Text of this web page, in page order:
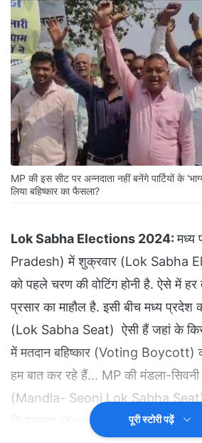
MP की इस सीट पर अन्नदाता नहीं बनेंगे पार्टियों के
लिया बहिष्कार का फैसला?
Lok Sabha Elections 2024:मध्य
Pradesh) में शुक्रवार (Lok Sabha
को पहले चरण की वोटिंग होनी है. ऐसे में हर
प्रसार का माहौल है. इसी बीच मध्य
(Lok Sabha Seat) ऐसी हैं जहां के
में मतदान बहिष्कार (Voting Boycott)
हम बात कर रहे हैं... MP की मंडला-
(Mandla- Seoni Lok Sabha Seat)
विधानसभा (Kevalari Assembly) क्षेत्र
पूरी स्टोरी पढ़ें